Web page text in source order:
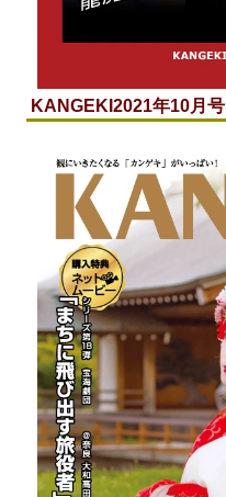
KANGEKI2021年10月号